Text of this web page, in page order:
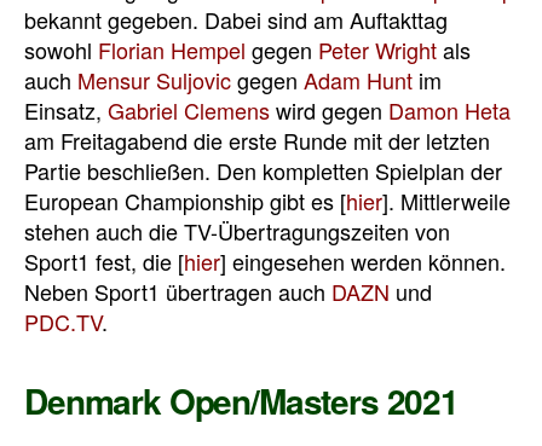
bekannt gegeben. Dabei sind am Auftakttag
sowohl Florian Hempel gegen Peter Wrightals
auch Mensur Suljovicgegen Adam Hunt im
Einsatz, Gabriel Clemenswird gegen Damon Heta
am Freitagabend die erste Runde mit der letzten
Partie beschließen. Den kompletten Spielplan der
European Championship gibt es [hier]. Mittlerweile
stehen auch die TV-Übertragungszeiten von
Sport1 fest, die [hier] eingesehen werden können.
Neben Sport1 übertragen auch DAZN und
PDC.TV.
Denmark Open/Masters 2021